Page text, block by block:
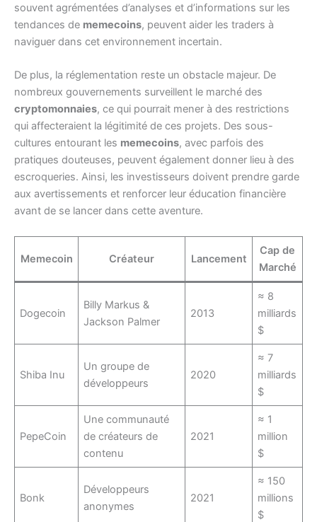
souvent agrémentées d’analyses et d’informations sur les
tendances de memecoins, peuvent aider les traders à
naviguer dans cet environnement incertain.
De plus, la réglementation reste un obstacle majeur. De
nombreux gouvernements surveillent le marché des
cryptomonnaies, ce qui pourrait mener à des restrictions
qui affecteraient la légitimité de ces projets. Des sous-
cultures entourant les memecoins, avec parfois des
pratiques douteuses, peuvent également donner lieu à des
escroqueries. Ainsi, les investisseurs doivent prendre garde
aux avertissements et renforcer leur éducation financière
avant de se lancer dans cette aventure.
Memecoin Créateur Lancement
Cap de
Marché
Dogecoin
Billy Markus &
Jackson Palmer
2013
≈ 8
milliards
$
Shiba Inu
Un groupe de
développeurs
2020
≈ 7
milliards
$
PepeCoin
Une communauté
de créateurs de
contenu
2021
≈ 1
million
$
Bonk
Développeurs
anonymes
2021
≈ 150
millions
$